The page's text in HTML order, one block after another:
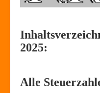
2025:
Alle